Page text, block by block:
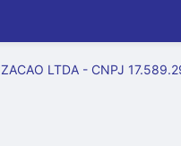
LTDA - CNPJ